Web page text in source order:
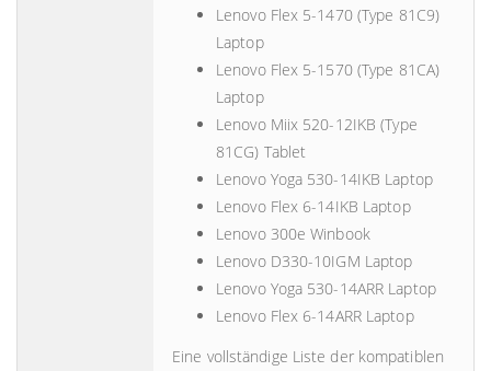
Lenovo Flex 5-1470 (Type 81C9)
Laptop
Lenovo Flex 5-1570 (Type 81CA)
Laptop
Lenovo Miix 520-12IKB (Type
81CG) Tablet
Lenovo Yoga 530-14IKB Laptop
Lenovo Flex 6-14IKB Laptop
Lenovo 300e Winbook
Lenovo D330-10IGM Laptop
Lenovo Yoga 530-14ARR Laptop
Lenovo Flex 6-14ARR Laptop
Eine vollständige Liste der kompatiblen